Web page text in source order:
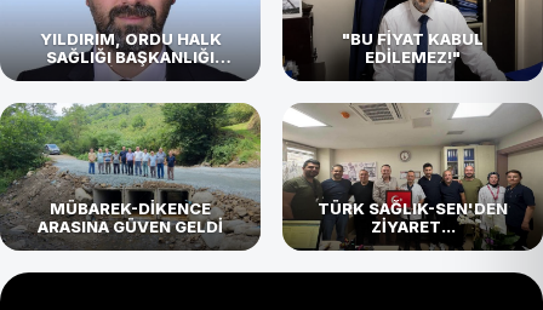
BTC4.786.096,00 ₺
BİST101.729,00
DOLAR47,61 ₺ ▲
YILDIRIM, ORDU HALK
SAĞLIĞI BAŞKANLIĞI
GÖREVİNE BAŞLADI
"BU FİYAT KABUL
EDİLEMEZ!"
MÜBAREK-DİKENCE
ARASINA GÜVEN GELDİ
TÜRK SAĞLIK-SEN'DEN
ZİYARET...